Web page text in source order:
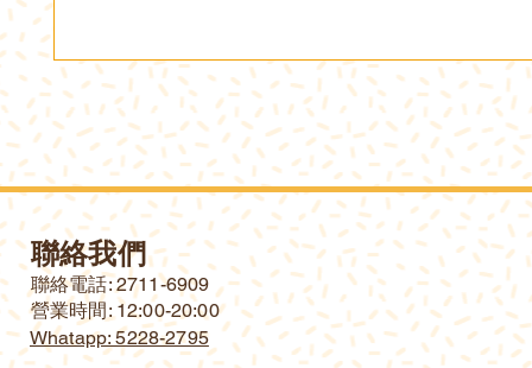
聯絡我們
​聯絡電話: 2711-6909
營業時間: 12:00-20:00
Whatapp: 5228-2795